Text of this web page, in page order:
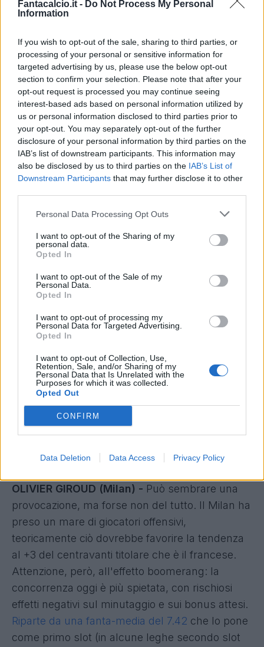
Fantacalcio.it - Do Not Process My Personal
Information
If you wish to opt-out of the sale, sharing to third parties, or
processing of your personal or sensitive information for
targeted advertising by us, please use the below opt-out
section to confirm your selection. Please note that after your
opt-out request is processed you may continue seeing
interest-based ads based on personal information utilized by
us or personal information disclosed to third parties prior to
your opt-out. You may separately opt-out of the further
disclosure of your personal information by third parties on the
IAB’s list of downstream participants. This information may
also be disclosed by us to third parties on the IAB’s List of
Downstream Participants that may further disclose it to other
Personal Data Processing Opt Outs
I want to opt-out of the Sharing of my
personal data.
Opted In
I want to opt-out of the Sale of my
Personal Data.
Opted In
I want to opt-out of processing my
Personal Data for Targeted Advertising.
Opted In
I want to opt-out of Collection, Use,
Retention, Sale, and/or Sharing of my
Personal Data that Is Unrelated with the
Purposes for which it was collected.
Opted Out
CONFIRM
Data Deletion Data Access Privacy Policy
STANISLAV LOBOTKA (Napoli)- Mister 6.5... e
pochissimo altro. Come prevedibile, il prezzo dei
giocatori del Napoli sarà super inflazionato dalla
conquista del tricolore. Ciò riguarderà anche
è tra le sue corde regalare gioie ai fantallenatori,
per cui se volete prenderlo va investito il giusto:
mai strapagarlo. Il 6 (con allegato giallo) a
Frosinone ne è la prova schiacciante.
fantacalcistica è stata fin troppo palese nello
scorso campionato. Con zero gol e 2 assist
(fanta-media anonima del 6.08)
ammonizioni, ha quasi azzerato la sua
appetibilità. Trend che può essere confermato:
da centrale in mediana rende poco (basti vedere
Udine), da interno entrerebbe in concorrenza
con altri giocatori. Tanti fattori che portano a una
sola conclusione: se il prezzo sale sopra il 2/3%,
OLIVIER GIROUD (Milan) - Può sembrare una
provocazione, ma forse non del tutto. Il Milan ha
preso un mare di giocatori offensivi,
teoricamente ciò dovrebbe favorire la tendenza
al +3 del centravanti titolare che è il francese.
Attenzione, però, all'effetto boomerang: la
concorrenza oggi è più spietata, con rischiosi
effetti negativi sul minutaggio e sui bonus attesi.
Riparte da una fanta-media del 7.42 che lo pone
come primo slot (in alcune leghe secondo slot